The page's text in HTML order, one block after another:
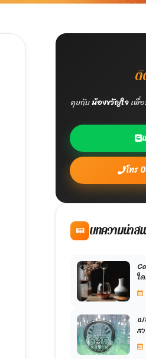
ติ
คุยกับน้องขวัญใจเพื่
โทร
บทความน่าส
ใ
ตล
เ
ส
เ
ที